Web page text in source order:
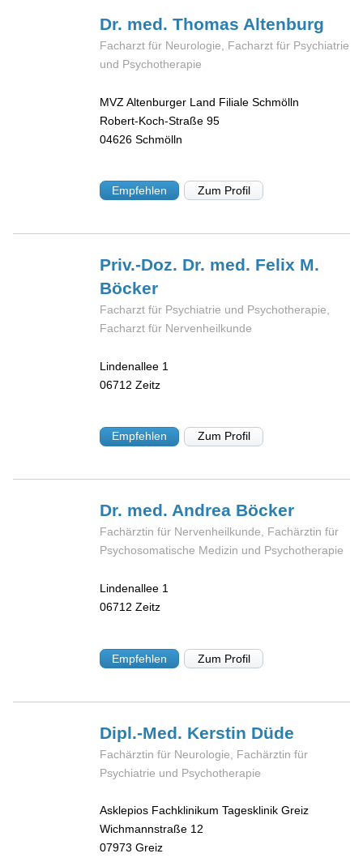
Dr. med. Thomas Altenburg
Facharzt für Neurologie, Facharzt für Psychiatrie
und Psychotherapie
MVZ Altenburger Land Filiale Schmölln
Robert-Koch-Straße 95
04626 Schmölln
Empfehlen Zum Profil
Priv.-Doz. Dr. med. Felix M.
Böcker
Facharzt für Psychiatrie und Psychotherapie,
Facharzt für Nervenheilkunde
Lindenallee 1
06712 Zeitz
Empfehlen Zum Profil
Dr. med. Andrea Böcker
Fachärztin für Nervenheilkunde, Fachärztin für
Psychosomatische Medizin und Psychotherapie
Lindenallee 1
06712 Zeitz
Empfehlen Zum Profil
Dipl.-Med. Kerstin Düde
Fachärztin für Neurologie, Fachärztin für
Psychiatrie und Psychotherapie
Asklepios Fachklinikum Tagesklinik Greiz
Wichmannstraße 12
07973 Greiz